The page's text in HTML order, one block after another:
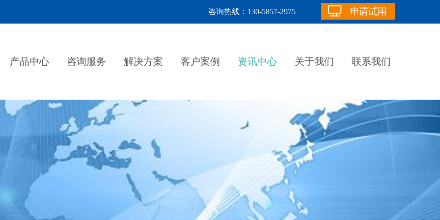
咨询热线：130-5857-2975
产品中心 咨询服务 解决方案 客户案例 资讯中心 关于我们 联系我们